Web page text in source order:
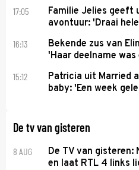
17:05
Familie Jelies geeft
avontuur: 'Draai
16:13
Bekende zus van
'Haar deelname
15:12
Patricia uit Married
baby: 'Een week
De tv van gisteren
8 AUG
De TV van gisteren:
en laat RTL 4 links